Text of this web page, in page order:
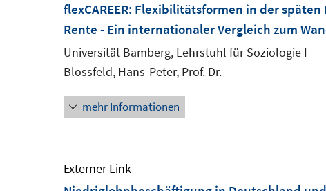
flexCAREER: Flexibilitätsformen in der
Rente - Ein internationaler Vergleich zum
Universität Bamberg, Lehrstuhl für Soziologie I
Blossfeld, Hans-Peter, Prof. Dr.
mehr Informationen
Externer Link